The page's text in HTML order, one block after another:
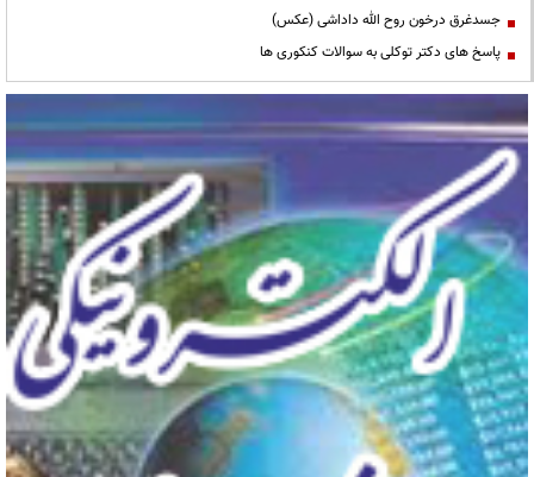
جسدغرق درخون روح الله داداشی (عکس)
پاسخ های دکتر توکلی به سوالات کنکوری ها